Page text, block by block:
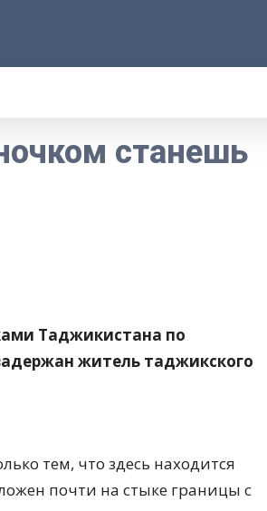
станешь
Таджикистана по
житель таджикского
тем, что здесь находится
почти на стыке границы с